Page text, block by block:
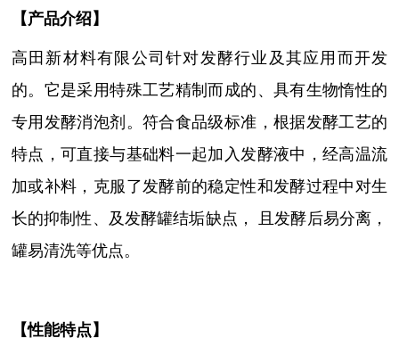
【产品介绍】
高田新材料有限公司针对发酵行业及其应用而开发
的。 它是采用特殊工艺精制而成的、具有生物惰性的
专用发酵消泡剂。符合食品级标准，根据发酵工艺的
特点，可直接与基础料一起加入发酵液中，经高温流
加或补料，克服了发酵前的稳定性和发酵过程中对生
长的抑制性、及发酵罐结垢缺点，
且发酵后易分离，
罐易清洗等优点。
【性能特点】